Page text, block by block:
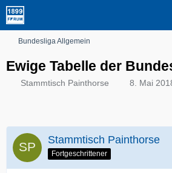
Bundesliga Allgemein
Ewige Tabelle der
Stammtisch Painthorse 8. Mai
Stammtisch Painthorse
Fortgeschrittener